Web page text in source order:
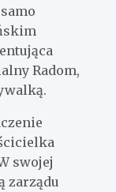
Radom,
swojej
zarządu